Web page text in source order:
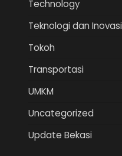
Technology
Teknologi dan Inovasi
Tokoh
Transportasi
UMKM
Uncategorized
Update Bekasi